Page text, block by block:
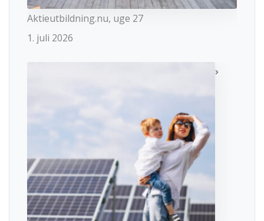
Aktieutbildning.nu, uge 27
1. juli 2026